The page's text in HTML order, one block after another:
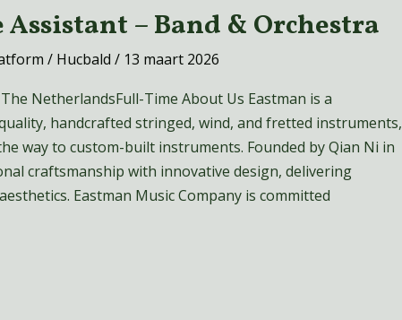
Assistant – Band & Orchestra
/ Hucbald / 13 maart 2026
NetherlandsFull-Time About Us Eastman is a
handcrafted stringed, wind, and fretted instruments,
way to custom-built instruments. Founded by Qian Ni in
craftsmanship with innovative design, delivering
Eastman Music Company is committed